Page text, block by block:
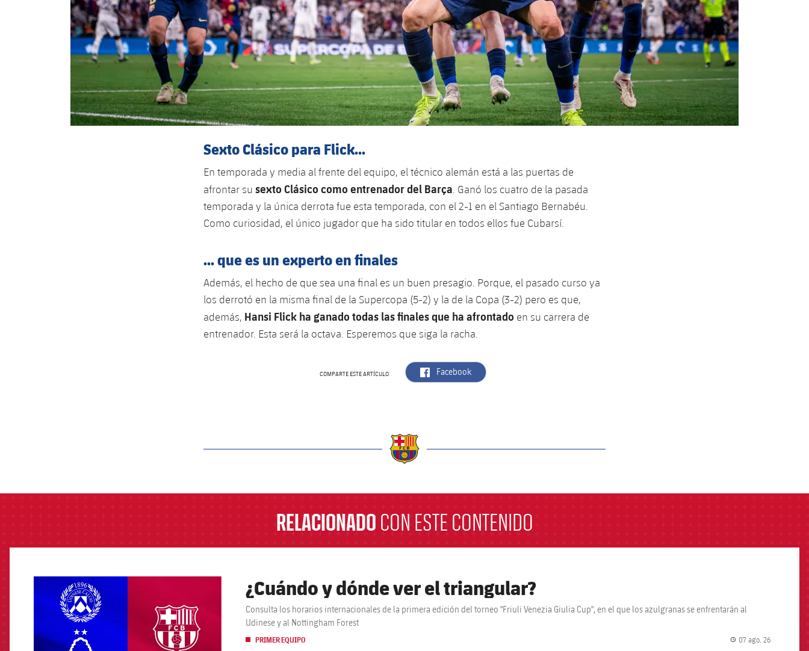
Sexto Clásico para Flick...
En temporada y media al frente del equipo, el técnico alemán está a las puertas de
afrontar su sexto Clásico como entrenador del Barça . Ganó los cuatro de la pasada
temporada y la única derrota fue esta temporada, con el 2-1 en el Santiago Bernabéu.
Como curiosidad, el único jugador que ha sido titular en todos ellos fue Cubarsí.
... que es un experto en finales
Además, el hecho de que sea una final es un buen presagio. Porque, el pasado curso ya
los derrotó en la misma final de la Supercopa (5-2) y la de la Copa (3-2) pero es que,
además, Hansi Flick ha ganado todas las finales que ha afrontado en su carrera de
entrenador. Esta será la octava. Esperemos que siga la racha.
COMPARTE ESTE ARTÍCULO label.aria.facebook
Facebook
RELACIONADO CON ESTE CONTENIDO
FCB Barcelona badge ¿Cuándo y dónde ver el triangular?
Consulta los horarios internacionales de la primera edición del torneo "Friuli Venezia Giulia Cup", en el que los azulgranas se enfrentarán al
Udinese y al Nottingham Forest
PRIMER EQUIPO 07 ago. 26